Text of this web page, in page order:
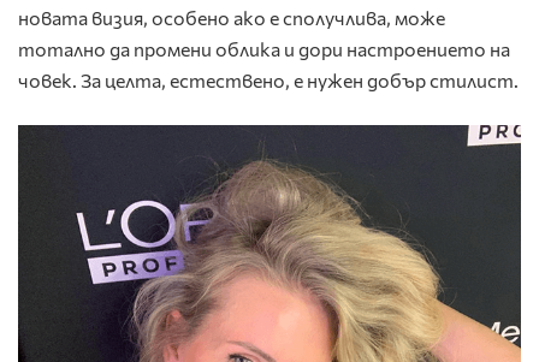
новата визия, особено ако е сполучлива, може
тотално да промени облика и дори настроението на
човек. За целта, естествено, е нужен добър стилист.